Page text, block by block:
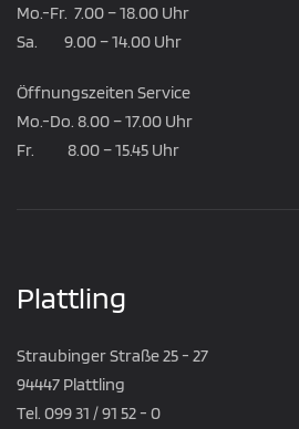
Mo.-Fr. 7.00 – 18.00 Uhr
Sa. 9.00 – 14.00 Uhr
Öffnungszeiten Service
Mo.-Do. 8.00 – 17.00 Uhr
Fr. 8.00 – 15.45 Uhr
Plattling
Straubinger Straße 25 - 27
94447 Plattling
Tel. 099 31 / 91 52 - 0